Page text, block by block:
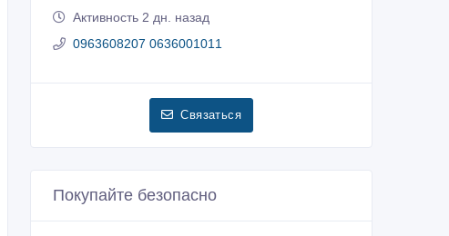
Активность 2 дн. назад
0963608207 0636001011
Связаться
Покупайте безопасно